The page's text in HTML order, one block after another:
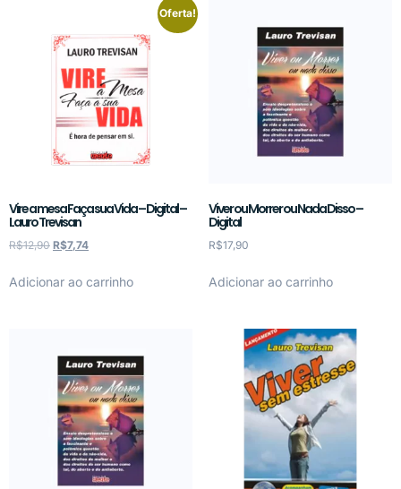
Oferta!
Vire a mesa Faça sua Vida – Digital –
Lauro Trevisan
R$12,90 R$7,74
Adicionar ao carrinho
Viver ou Morrer ou Nada Disso –
Digital
R$17,90
Adicionar ao carrinho